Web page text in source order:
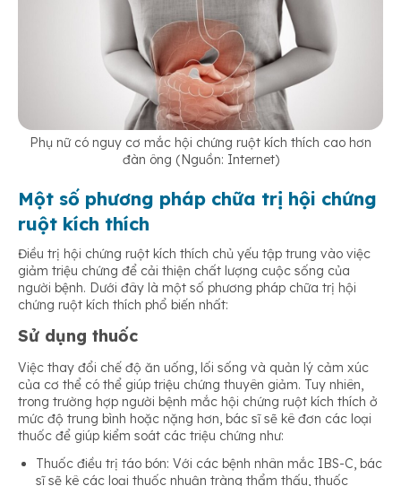
Phụ nữ có nguy cơ mắc hội chứng ruột kích thích cao hơn
đàn ông (Nguồn: Internet)
Một số phương pháp chữa trị hội chứng
ruột kích thích
Điều trị hội chứng ruột kích thích chủ yếu tập trung vào việc
giảm triệu chứng để cải thiện chất lượng cuộc sống của
người bệnh. Dưới đây là một số phương pháp chữa trị hội
chứng ruột kích thích phổ biến nhất:
Sử dụng thuốc
Việc thay đổi chế độ ăn uống, lối sống và quản lý cảm xúc
của cơ thể có thể giúp triệu chứng thuyên giảm. Tuy nhiên,
trong trường hợp người bệnh mắc hội chứng ruột kích thích ở
mức độ trung bình hoặc nặng hơn, bác sĩ sẽ kê đơn các loại
thuốc để giúp kiểm soát các triệu chứng như:
Thuốc điều trị táo bón: Với các bệnh nhân mắc IBS-C, bác
sĩ sẽ kê các loại thuốc nhuận tràng thẩm thấu, thuốc